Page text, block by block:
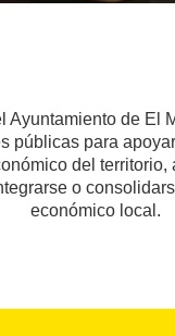
Ayuntamiento de El
públicas para
del territorio,
o
económico local.